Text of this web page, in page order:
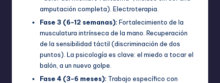
amputación completa). Electroterapia.
Fase 3 (6-12 semanas): Fortalecimiento de la
musculatura intrínseca de la mano. Recuperación
de la sensibilidad táctil (discriminación de dos
puntos). La psicología es clave: el miedo a tocar el
balón, a un nuevo golpe.
Fase 4 (3-6 meses): Trabajo específico con